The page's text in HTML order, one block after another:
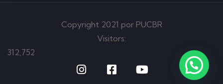
Copyright 2021 por PUCBR
Visitors:
312,752